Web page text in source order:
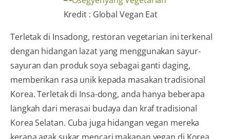
Kredit : Global Vegan Eat
Terletak di Insadong, restoran vegetarian ini terkenal
dengan hidangan lazat yang menggunakan sayur-
sayuran dan produk soya sebagai ganti daging,
memberikan rasa unik kepada masakan tradisional
Korea. Terletak di Insa-dong, anda hanya beberapa
langkah dari merasai budaya dan kraf tradisional
Korea Selatan. Cuba juga hidangan vegan mereka